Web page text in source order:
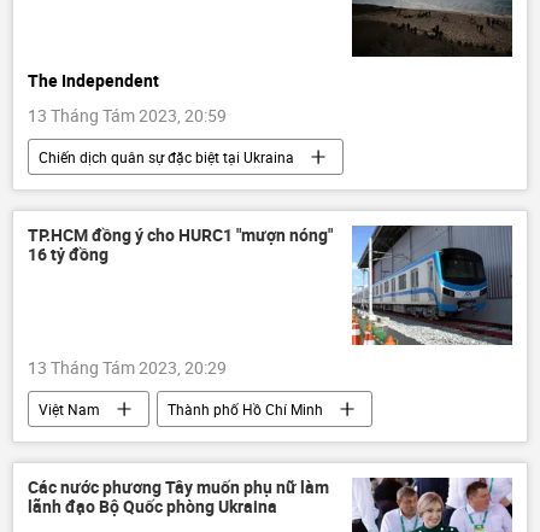
The Independent
13 Tháng Tám 2023, 20:59
Chiến dịch quân sự đặc biệt tại Ukraina
Biển Đen
Báo chí thế giới
lực lượng vũ trang
Ukraina
Cuộc khủng hoảng ở Ukraina
Quân đội Nga
Nga
TP.HCM đồng ý cho HURC1 "mượn nóng"
16 tỷ đồng
13 Tháng Tám 2023, 20:29
Việt Nam
Thành phố Hồ Chí Minh
tuyến metro số 1
dự án xây dựng
Các nước phương Tây muốn phụ nữ làm
lãnh đạo Bộ Quốc phòng Ukraina